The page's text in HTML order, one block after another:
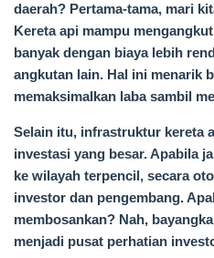
daerah? Pertama-tama, mari
Kereta api mampu
banyak dengan biaya lebih
angkutan lain. Hal ini menarik
memaksimalkan laba sambil
Selain itu, infrastruktur kereta
investasi yang besar. Apabila
ke wilayah terpencil, secara
investor dan pengembang.
membosankan? Nah,
menjadi pusat perhatian